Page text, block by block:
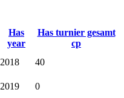
Has
year
Has turnier gesamt
cp
2018
40
2019
0